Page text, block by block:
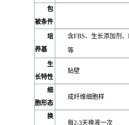
包
被条件
培
养基
含FBS、生长添加剂、
等
生
长特性
贴壁
细
胞形态
成纤维细胞样
换
每2-3天换液一次